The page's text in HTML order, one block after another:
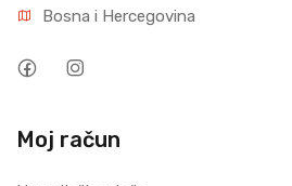
Bosna i Hercegovina
Moj račun